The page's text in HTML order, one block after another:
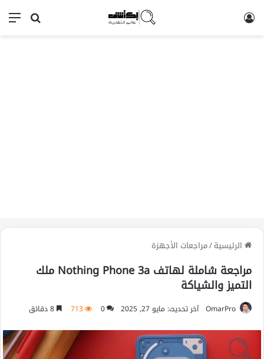
بحث عن
الرئيسية/مراجعات الأجهزة
مراجعة شاملة لهاتف Nothing Phone 3a ملك
التميز والشياكة
OmarPro آخر تحديث: مايو 27, 2025 0
713